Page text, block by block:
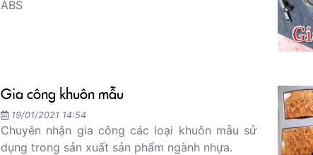
ABS
Gia công khuôn mẫu
19/01/2021 14:54
Chuyên nhận gia công các loại khuôn mẫu sử
dụng trong sản xuất sản phẩm ngành nhựa.